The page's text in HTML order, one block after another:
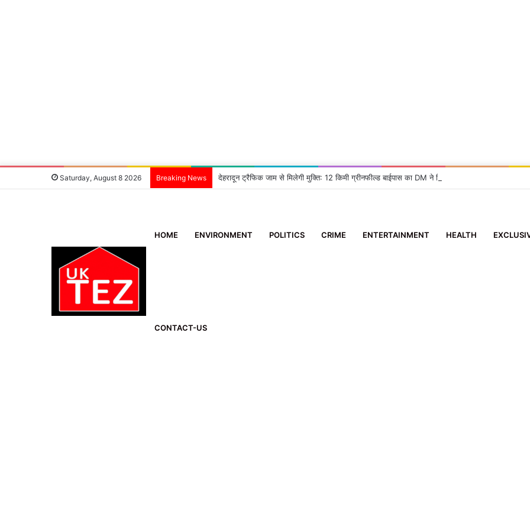
Saturday, August 8 2026 Breaking News देहरादून ट्रैफिक जाम से मिलेगी मुक्ति: 12 किमी ग्रीनफील्ड बाईपास का DM ने किया निरीक्षण, दिए सख्त निर्देश
HOME ENVIRONMENT POLITICS CRIME ENTERTAINMENT HEALTH
CONTACT-US